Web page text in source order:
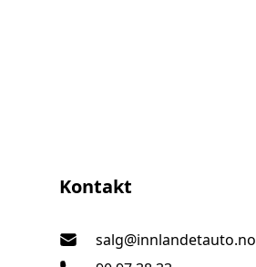
Kontakt
salg@innlandetauto.no